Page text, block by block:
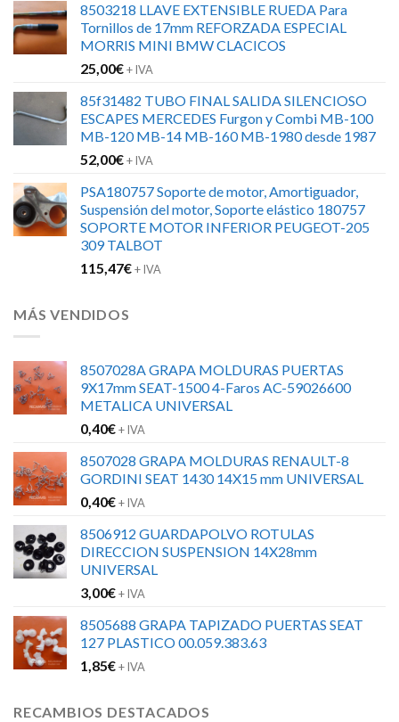
original
era:
152,00€.
actual
es:
120,00€.
8503218 LLAVE EXTENSIBLE RUEDA Para
Tornillos de 17mm REFORZADA ESPECIAL
MORRIS MINI BMW CLACICOS
25,00€+ IVA
85f31482 TUBO FINAL SALIDA SILENCIOSO
ESCAPES MERCEDES Furgon y Combi MB-100
MB-120 MB-14 MB-160 MB-1980 desde 1987
52,00€+ IVA
PSA180757 Soporte de motor, Amortiguador,
Suspensión del motor, Soporte elástico 180757
SOPORTE MOTOR INFERIOR PEUGEOT-205
309 TALBOT
115,47€+ IVA
MÁS VENDIDOS
8507028A GRAPA MOLDURAS PUERTAS
9X17mm SEAT-1500 4-Faros AC-59026600
METALICA UNIVERSAL
0,40€+ IVA
8507028 GRAPA MOLDURAS RENAULT-8
GORDINI SEAT 1430 14X15 mm UNIVERSAL
0,40€+ IVA
8506912 GUARDAPOLVO ROTULAS
DIRECCION SUSPENSION 14X28mm
UNIVERSAL
3,00€+ IVA
8505688 GRAPA TAPIZADO PUERTAS SEAT
127 PLASTICO 00.059.383.63
1,85€+ IVA
RECAMBIOS DESTACADOS